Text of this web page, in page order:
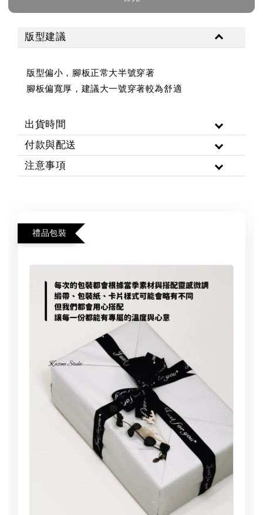
版型建議
版型偏小，腳板正常大半號穿著
腳板偏寬厚，建議大一號穿著較為舒適
出貨時間
付款與配送
注意事項
禮品包裝